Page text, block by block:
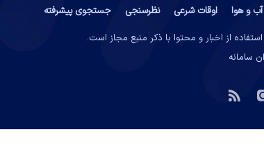
آب و هوا اوقات شرعی نظرسنجی
جستجوی پیشرفته
از اخبار و محتوا با ذکر منبع مجاز است.
سامانه